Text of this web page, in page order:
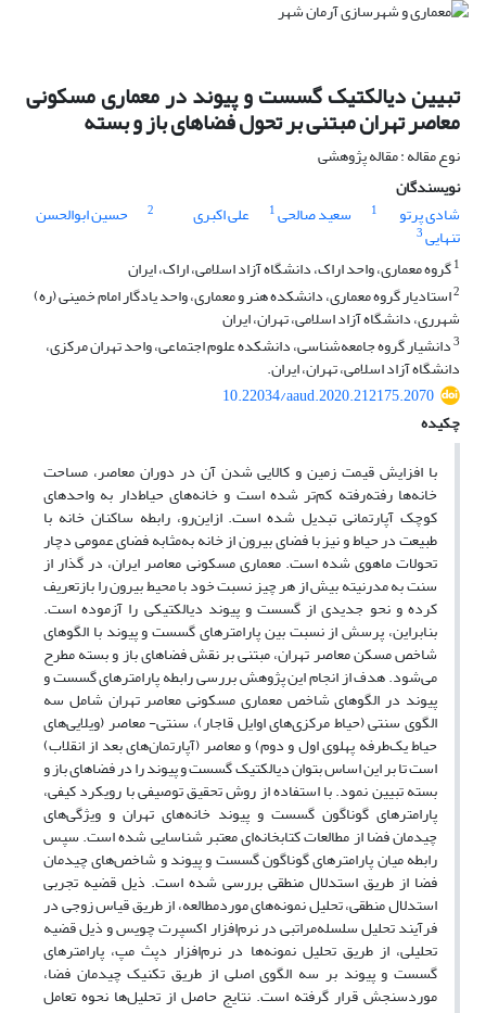
تبیین دیالکتیک گسست و پیوند در معماری مسکونی
معاصر تهران مبتنی بر تحول فضاهای باز و بسته
نوع مقاله : مقاله پژوهشی
نویسندگان
شادی پرتو
1 سعید صالحی1 علی اکبری 2 حسین ابوالحسن
تنهایی3
1گروه معماری، واحد اراک، دانشگاه آزاد اسلامی، اراک، ایران
2استادیار گروه معماری، دانشکده هنر و معماری، واحد یادگار امام خمینی (ره)
شهرری، دانشگاه آزاد اسلامی، تهران، ایران
3دانشیار گروه جامعه‌شناسی، دانشکده علوم اجتماعی، واحد تهران مرکزی،
دانشگاه آزاد اسلامی، تهران، ایران.
10.22034/aaud.2020.212175.2070
چکیده
با افزایش قیمت زمین و کالایی شدن آن در دوران معاصر، مساحت
خانه‌ها رفته‌رفته کم‌تر شده است و خانه‌های حیاط‌دار به واحدهای
کوچک آپارتمانی تبدیل شده است. ازاین‌رو، رابطه ساکنان خانه‌ با
طبیعت در حیاط و نیز با فضای بیرون از خانه به‌مثابه فضای عمومی دچار
تحولات ماهوی شده است. معماری مسکونی معاصر ایران، در گذار از
سنت به مدرنیته بیش از هر چیز نسبت خود با محیط بیرون را بازتعریف
کرده و نحو جدیدی از گسست و پیوند دیالکتیکی را آزموده است.
بنابراین، پرسش از نسبت بین پارامترهای گسست و پیوند با الگوهای
شاخص مسکن معاصر تهران، مبتنی بر نقش فضاهای باز و بسته مطرح
می‌شود. هدف از انجام این پژوهش بررسی رابطه‌ پارامترهای گسست و
پیوند در الگوهای شاخص معماری مسکونی معاصر تهران شامل سه
الگوی سنتی (حیاط مرکزی‌های اوایل قاجار)، سنتی- معاصر (ویلایی‌های
حیاط یک‌طرفه پهلوی اول و دوم) و معاصر (آپارتمان‌های بعد از انقلاب)
است تا بر این اساس بتوان دیالکتیک گسست و پیوند را در فضاهای باز و
بسته تبیین نمود. با استفاده از روش تحقیق توصیفی با رویکرد کیفی،
پارامترهای گوناگون گسست و پیوند خانه‌های تهران و ویژگی‌های
چیدمان فضا از مطالعات کتابخانه‌ای معتبر شناسایی شده است. سپس
رابطه‌ میان پارامترهای گوناگون گسست و پیوند و شاخص‌های چیدمان
فضا از طریق استدلال منطقی بررسی شده است. ذیل قضیه‌ تجربی
استدلال منطقی، تحلیل نمونه‌های موردمطالعه، از طریق قیاس زوجی در
فرآیند تحلیل سلسله‌مراتبی در نرم‌افزار اکسپرت چویس و ذیل قضیه‌
تحلیلی، از طریق تحلیل نمونه‌ها در نرم‌افزار دپث مپ، پارامترهای
گسست و پیوند بر سه الگوی اصلی از طریق تکنیک چیدمان فضا،
موردسنجش قرار گرفته است. نتایج حاصل از تحلیل‌ها نحوه تعامل